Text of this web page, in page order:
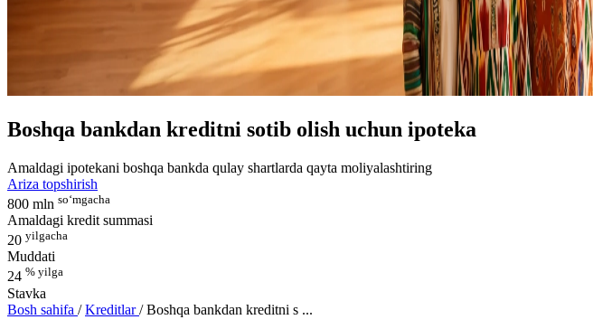
Boshqa bankdan kreditni sotib olish uchun ipoteka
Amaldagi ipotekani boshqa bankda qulay shartlarda qayta moliyalashtiring
Ariza topshirish
800 mln so‘mgacha
Amaldagi kredit summasi
20 yilgacha
Muddati
24 % yilga
Stavka
Bosh sahifa / Kreditlar/Boshqa bankdan kreditni s ...